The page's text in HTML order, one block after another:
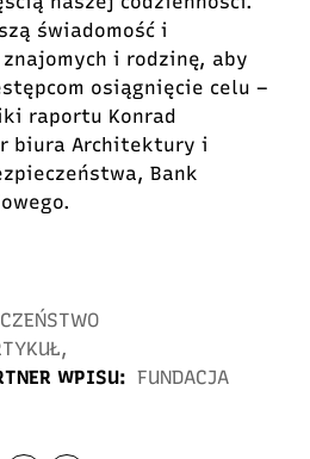
świadomość i
i rodzinę, aby
osiągnięcie celu –
raportu Konrad
biura Architektury i
Bank
,
WPISU: FUNDACJA